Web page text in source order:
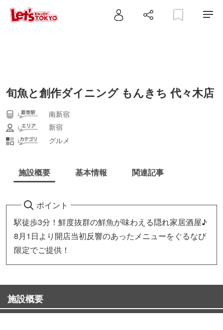
旬魚と創作ダイニング もんきち 代々木店
南新宿
新宿
グルメ
施設概要 基本情報 関連記事
ポイント
駅徒歩3分！鮮度抜群の鮮魚が味わえる隠れ家居酒屋♪
8月1日より開店当初反響のあったメニューをぐるなび
限定でご提供！
施設概要